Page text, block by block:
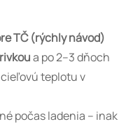
TČ (rýchly návod)
a po 2–3 dňoch
teplotu v
počas ladenia – inak